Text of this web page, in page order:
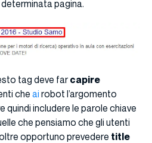
pagina.
tag deve farcapire
che ai robot l’argomento
quindi includere le parole chiave
che pensiamo che gli utenti
opportuno prevedere title